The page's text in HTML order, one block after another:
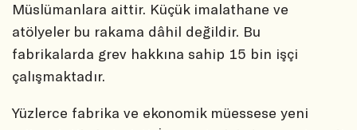
Müslümanlara aittir. Küçük imalathane ve
atölyeler bu rakama dâhil değildir. Bu
fabrikalarda grev hakkına sahip 15 bin işçi
çalışmaktadır.
Yüzlerce fabrika ve ekonomik müessese yeni